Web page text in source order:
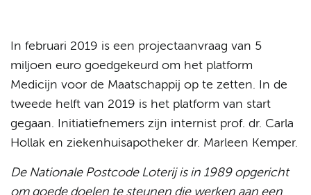
In februari 2019 is een projectaanvraag van 5
miljoen euro goedgekeurd om het platform
Medicijn voor de Maatschappij op te zetten. In de
tweede helft van 2019 is het platform van start
gegaan. Initiatiefnemers zijn internist prof. dr. Carla
Hollak en ziekenhuisapotheker dr. Marleen Kemper.
De Nationale Postcode Loterij is in 1989 opgericht
om goede doelen te steunen die werken aan een